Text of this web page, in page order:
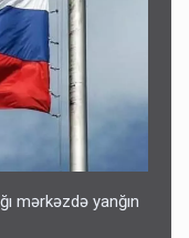
mərkəzdə yanğın